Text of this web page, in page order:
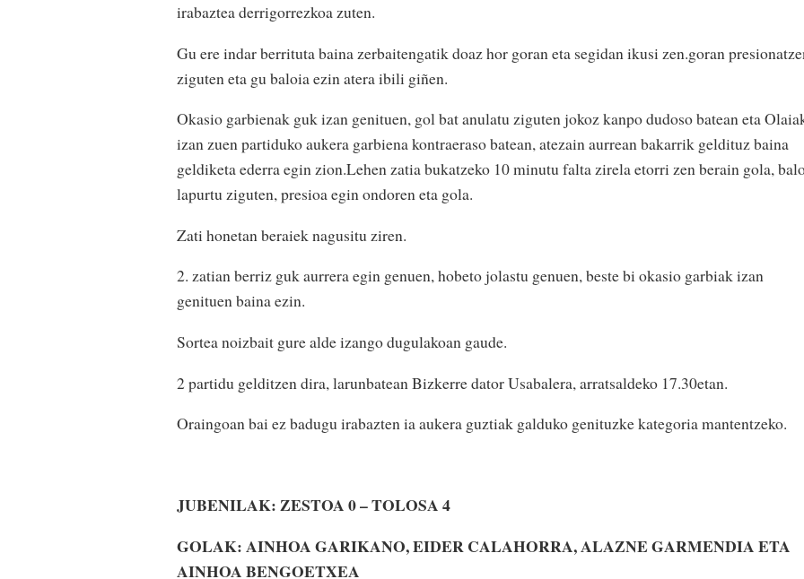
irabaztea derrigorrezkoa zuten.
Gu ere indar berrituta baina zerbaitengatik doaz hor goran eta segidan ikusi zen.goran
ziguten eta gu baloia ezin atera ibili giñen.
Okasio garbienak guk izan genituen, gol bat anulatu ziguten jokoz kanpo dudoso batean eta
izan zuen partiduko aukera garbiena kontraeraso batean, atezain aurrean bakarrik geldituz baina
geldiketa ederra egin zion.Lehen zatia bukatzeko 10 minutu falta zirela etorri zen berain gola,
lapurtu ziguten, presioa egin ondoren eta gola.
Zati honetan beraiek nagusitu ziren.
2. zatian berriz guk aurrera egin genuen, hobeto jolastu genuen, beste bi okasio garbiak izan
genituen baina ezin.
Sortea noizbait gure alde izango dugulakoan gaude.
2 partidu gelditzen dira, larunbatean Bizkerre dator Usabalera, arratsaldeko 17.30etan.
Oraingoan bai ez badugu irabazten ia aukera guztiak galduko genituzke kategoria mantentzeko.
JUBENILAK: ZESTOA 0 – TOLOSA 4
GOLAK: AINHOA GARIKANO, EIDER CALAHORRA, ALAZNE GARMENDIA ETA
AINHOA BENGOETXEA